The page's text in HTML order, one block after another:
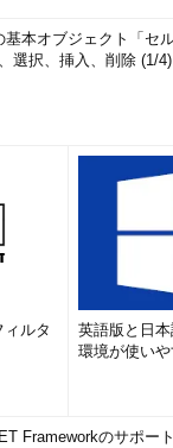
基本オブジェクト「セ
選択、挿入、削除 (1/4)
ルタ
英語版と日
環境が使いや
Frameworkのサポー